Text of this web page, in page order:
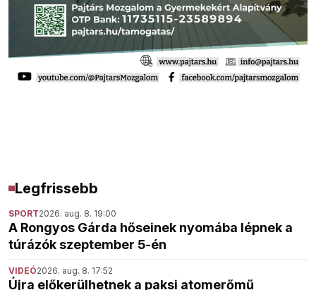
Legfrissebb
SPORT2026. aug. 8. 19:00
A Rongyos Gárda hőseinek nyomába lépnek a
túrázók szeptember 5-én
VIDEÓ2026. aug. 8. 17:52
Újra előkerülhetnek a paksi atomerőmű